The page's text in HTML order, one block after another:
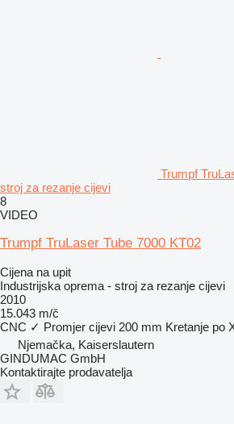
Trumpf
stroj za rezanje cijevi
8
VIDEO
Trumpf TruLaser Tube 7000 KT02
Cijena na upit
Industrijska oprema - stroj za rezanje cijevi
2010
15.043 m/č
CNC ✓ Promjer cijevi 200 mm Kretanje po
Njemačka, Kaiserslautern
GINDUMAC GmbH
Kontaktirajte prodavatelja